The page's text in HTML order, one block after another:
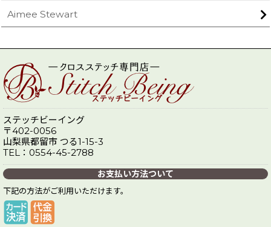
Aimee Stewart
ステッチビーイング
〒402-0056
山梨県都留市 つる1-15-3
TEL：0554-45-2788
お支払い方法ついて
下記の方法がご利用いただけます。